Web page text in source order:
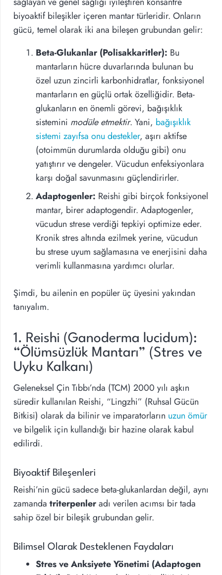
biyoaktif bileşikler içeren mantar türleridir. Onların
gücü, temel olarak iki ana bileşen grubundan gelir:
Beta-Glukanlar (Polisakkaritler): Bu
mantarların hücre duvarlarında bulunan bu
özel uzun zincirli karbonhidratlar, fonksiyonel
mantarların en güçlü ortak özelliğidir. Beta-
glukanların en önemli görevi, bağışıklık
sistemini modüle etmektir. Yani, bağışıklık
sistemi zayıfsa onu destekler, aşırı aktifse
(otoimmün durumlarda olduğu gibi) onu
yatıştırır ve dengeler. Vücudun enfeksiyonlara
karşı doğal savunmasını güçlendirirler.
Adaptogenler: Reishi gibi birçok fonksiyonel
mantar, birer adaptogendir. Adaptogenler,
vücudun strese verdiği tepkiyi optimize eder.
Kronik stres altında ezilmek yerine, vücudun
bu strese uyum sağlamasına ve enerjisini daha
verimli kullanmasına yardımcı olurlar.
Şimdi, bu ailenin en popüler üç üyesini yakından
tanıyalım.
1. Reishi (Ganoderma lucidum):
“Ölümsüzlük Mantarı” (Stres ve
Uyku Kalkanı)
Geleneksel Çin Tıbbı’nda (TCM) 2000 yılı aşkın
süredir kullanılan Reishi, “Lingzhi” (Ruhsal Gücün
Bitkisi) olarak da bilinir ve imparatorların uzun ömür
ve bilgelik için kullandığı bir hazine olarak kabul
edilirdi.
Biyoaktif Bileşenleri
Reishi’nin gücü sadece beta-glukanlardan değil, aynı
zamanda triterpenleradı verilen acımsı bir tada
sahip özel bir bileşik grubundan gelir.
Bilimsel Olarak Desteklenen Faydaları
Stres ve Anksiyete Yönetimi (Adaptogen